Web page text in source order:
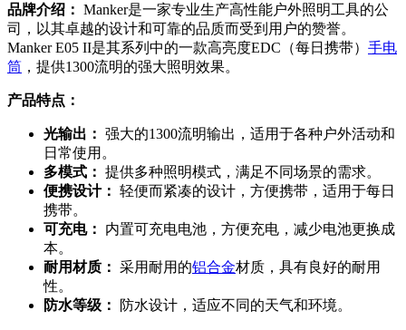
品牌介绍： Manker是一家专业生产高性能户外照明工具的公
司，以其卓越的设计和可靠的品质而受到用户的赞誉。
Manker E05 II是其系列中的一款高亮度EDC（每日携带） 手电
筒 ，提供1300流明的强大照明效果。
产品特点：
光输出： 强大的1300流明输出，适用于各种户外活动和
日常使用。
多模式： 提供多种照明模式，满足不同场景的需求。
便携设计： 轻便而紧凑的设计，方便携带，适用于每日
携带。
可充电：
内置可充电电池，方便充电，减少电池更换成
本。
耐用材质： 采用耐用的铝合金材质，具有良好的耐用
性。
防水等级：
防水设计，适应不同的天气和环境。